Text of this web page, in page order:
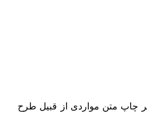
چاپ متن مواردی از قبیل طرح